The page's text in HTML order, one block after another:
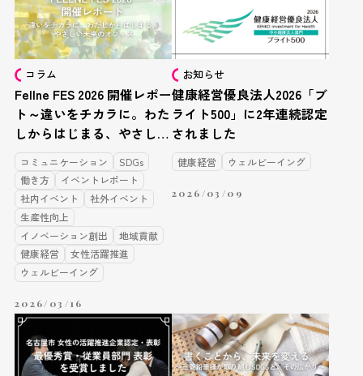
コラム
Fellne FES 2026 開催レポー
ト～違いをチカラに。わた
しからはじまる、やさしい
コミュニケーション
SDGs
働き方
イベントレポート
社内イベント
社外イベント
生産性向上
イノベーション創出
地域貢献
健康経営
女性活躍推進
ウェルビーイング
2026/03/16
お知らせ
健康経営優良法人2026「ブ
ライト500」に2年連続認定
されました
健康経営 ウェルビーイング
2026/03/09